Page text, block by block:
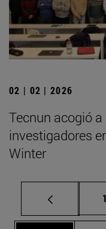
02 | 02 | 2026
Tecnun acogió
investigadores
Winter
1